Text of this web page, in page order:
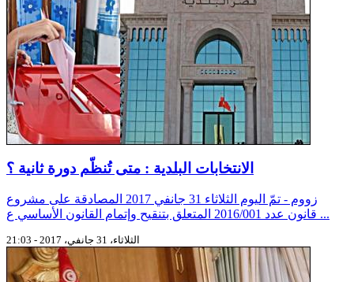
الانتخابات البلدية : متى تُنظّم دورة ثانية ؟
زووم - تمّ اليوم الثلاثاء 31 جانفي 2017 المصادقة على مشروع
قانون عدد 2016/001 المتعلق بتنقيح وإتمام القانون الأساسي ع ...
الثلاثاء، 31 جانفي، 2017 - 21:03